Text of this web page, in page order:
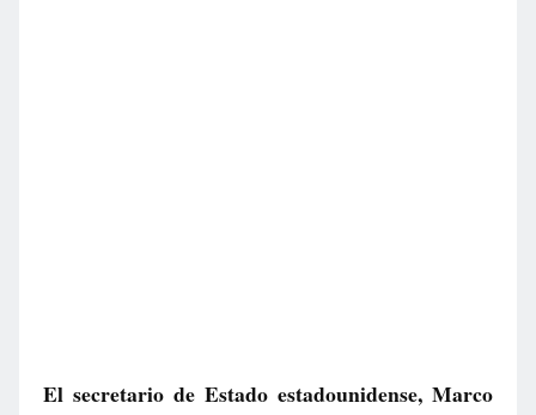
El secretario de Estado estadounidense, Marco